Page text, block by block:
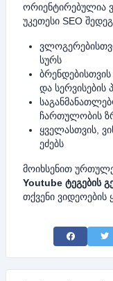
ორიენტირებულია
უკეთესი SEO
სურს
და სერვისების
ჩართულობის
ყველასთვის,
ეძებს
მოიხსენით
Youtube ტეგების
თქვენი
Share on